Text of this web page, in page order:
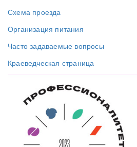
Схема проезда
Организация питания
Часто задаваемые вопросы
Краеведческая страница